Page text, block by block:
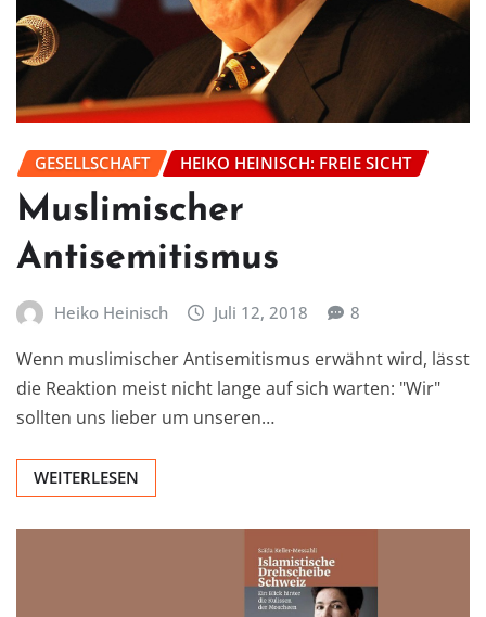
GESELLSCHAFT HEIKO HEINISCH: FREIE SICHT
Muslimischer
Antisemitismus
Heiko Heinisch Juli 12, 2018 8
Wenn muslimischer Antisemitismus erwähnt wird, lässt
die Reaktion meist nicht lange auf sich warten: "Wir"
sollten uns lieber um unseren…
WEITERLESEN